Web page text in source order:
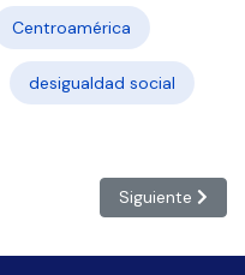
Centroamérica
desigualdad social
del millón es cómo
Artículo
Siguiente